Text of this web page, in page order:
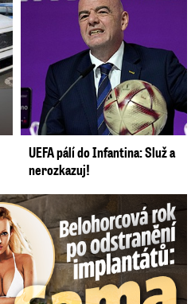
UEFA pálí do Infantina: Služ a
nerozkazuj!
implantátů: Konečně sama sebou